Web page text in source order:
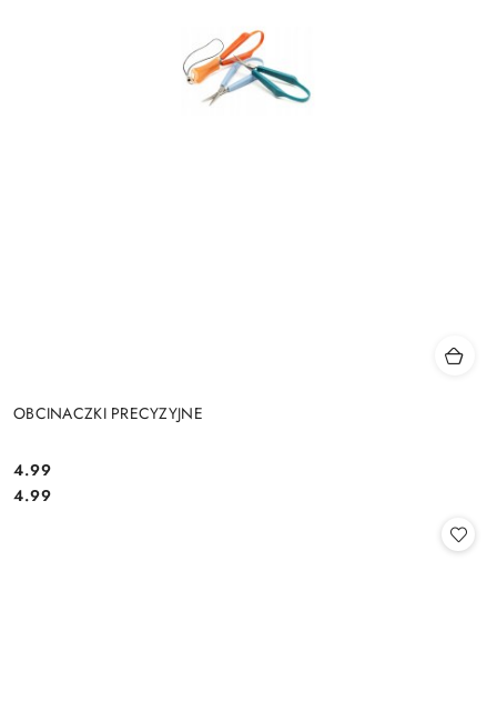
OBCINACZKI PRECYZYJNE
Cena:
4.99
Cena:
4.99